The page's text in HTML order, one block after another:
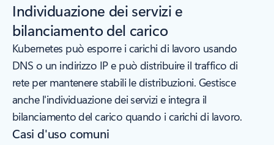
Individuazione dei servizi e
bilanciamento del carico
Kubernetes può esporre i carichi di lavoro usando
DNS o un indirizzo IP e può distribuire il traffico di
rete per mantenere stabili le distribuzioni. Gestisce
anche l'individuazione dei servizi e integra il
bilanciamento del carico quando i carichi di lavoro.
Casi d'uso comuni